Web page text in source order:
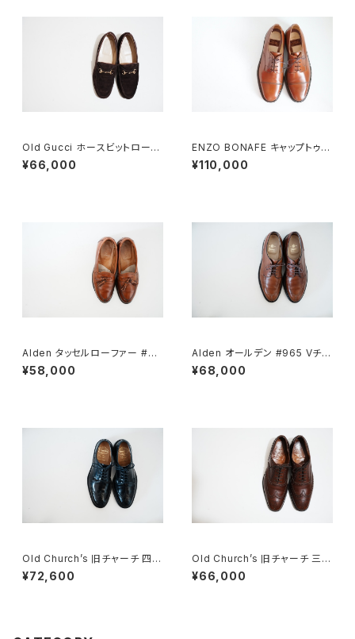
Old Gucci ホースビットローフ
ァー 5B Dark Brown Suede
¥66,000
ENZO BONAFE キャップトゥ 4
4 DEADSTOCK
¥110,000
Alden タッセルローファー #60
4 6E
¥58,000
Alden オールデン #965 Vチッ
プ 9D
¥68,000
Old Church’s 旧チャーチ 四都
市 Grafton グラフトン 70F
¥72,600
Old Church’s 旧チャーチ 三都
市 Chetwynd 85D
¥66,000